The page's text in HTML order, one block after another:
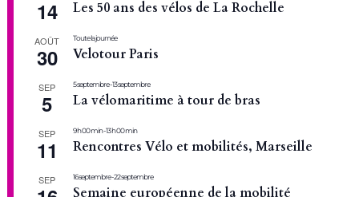
14 Les 50 ans des vélos de La Rochelle
AOÛT
30
Toute la journée
Velotour Paris
SEP
5
5 septembre-13 septembre
La vélomaritime à tour de bras
SEP
11
9 h 00 min-13 h 00 min
Rencontres Vélo et mobilités, Marseille
SEP 16 septembre-22 septembre
Semaine européenne de la mobilité